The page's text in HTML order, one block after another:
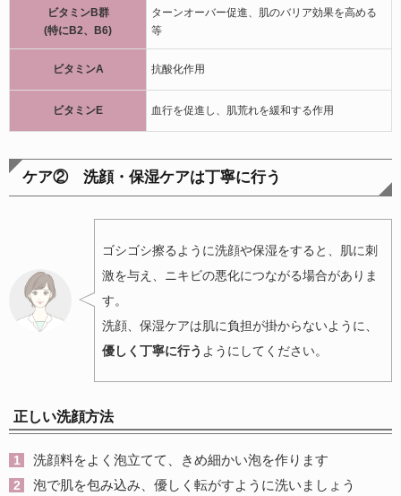
ビタミンB群
(特にB2、B6)
ターンオーバー促進、肌のバリア効果を高める
等
ビタミンA 抗酸化作用
ビタミンE 血行を促進し、肌荒れを緩和する作用
ケア② 洗顔・保湿ケアは丁寧に行う
ゴシゴシ擦るように洗顔や保湿をすると、肌に刺
激を与え、ニキビの悪化につながる場合がありま
す。
洗顔、保湿ケアは肌に負担が掛からないように、
優しく丁寧に行う ようにしてください。
正しい洗顔方法
洗顔料をよく泡立てて、きめ細かい泡を作ります
泡で肌を包み込み、優しく転がすように洗いましょう